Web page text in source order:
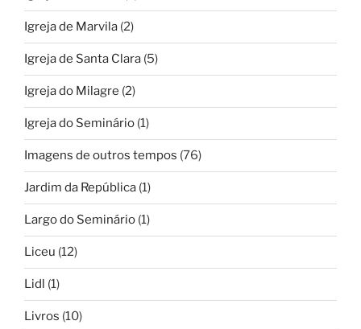
Igreja de Marvila (2)
Igreja de Santa Clara (5)
Igreja do Milagre (2)
Igreja do Seminário (1)
Imagens de outros tempos (76)
Jardim da República (1)
Largo do Seminário (1)
Liceu (12)
Lidl (1)
Livros (10)